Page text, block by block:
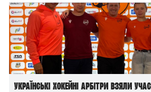
Українські хокейні арбітри взяли